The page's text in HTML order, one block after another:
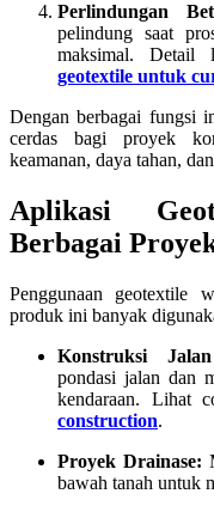
Perlindungan
pelindung saat
maksimal. Detail
geotextile untuk
Dengan berbagai fungsi
cerdas bagi proyek
keamanan, daya tahan,
Aplikasi
Berbagai
Penggunaan geotextile
produk ini banyak
Konstruksi
pondasi jalan dan
kendaraan. Lihat
construction.
Proyek Drainase:
bawah tanah untuk